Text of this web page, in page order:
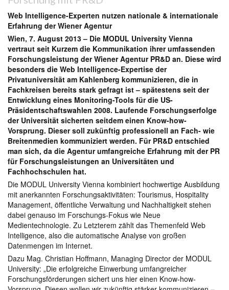
Web Intelligence-Experten nutzen nationale & internationale
Erfahrung der Wiener Agentur
Wien, 7. August 2013 – Die MODUL University Vienna
vertraut seit Kurzem die Kommunikation ihrer umfassenden
Forschungsleistung der Wiener Agentur PR&D an. Diese wird
besonders die Web Intelligence-Expertise der
Privatuniversität am Kahlenberg kommunizieren, die in
Fachkreisen bereits stark gefragt ist – spätestens seit der
Entwicklung eines Monitoring-Tools für die US-
Präsidentschaftswahlen 2008. Laufende Forschungserfolge
der Universität sicherten seitdem einen Know-how-
Vorsprung. Dieser soll zukünftig professionell an Fach- wie
Breitenmedien kommuniziert werden. Für PR&D entschied
man sich, da die Agentur umfangreiche Erfahrung mit der PR
für Forschungsleistungen an Universitäten und
Fachhochschulen hat.
Die MODUL University Vienna kombiniert hochwertige Ausbildung
mit anerkannten Forschungsaktivitäten: Tourismus, Hospitality
Management, öffentliche Verwaltung und Nachhaltigkeit stehen
dabei genauso im Forschungs-Fokus wie Neue
Medientechnologie. Zu Letzterem zählt das Themenfeld Web
Intelligence, also die automatische Analyse von großen
Datenmengen im Internet.
Dazu Mag. Christian Hoffmann, Managing Director der MODUL
University: „Die erfolgreiche Einwerbung umfangreicher
Forschungsförderungen sichert uns hier einen Know-how-